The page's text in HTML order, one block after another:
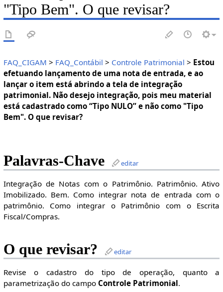
"Tipo Bem". O que revisar?
FAQ_CIGAM > FAQ_Contábil > Controle Patrimonial > Estou
efetuando lançamento de uma nota de entrada, e ao
lançar o item está abrindo a tela de integração
patrimonial. Não desejo integração, pois meu material
está cadastrado como “Tipo NULO” e não como "Tipo
Bem". O que revisar?
Palavras-Chave editar
Integração de Notas com o Patrimônio. Patrimônio. Ativo
Imobilizado. Bem. Como integrar nota de entrada com o
patrimônio. Como integrar o Patrimônio com o Escrita
Fiscal/Compras.
O que revisar? editar
Revise o cadastro do tipo de operação, quanto a
parametrização do campo Controle Patrimonial.